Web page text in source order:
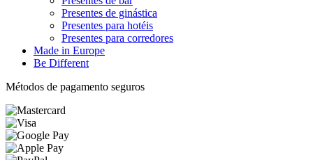
Presentes de ginástica
Presentes para hotéis
Presentes para corredores
Made in Europe
Be Different
Métodos de pagamento seguros